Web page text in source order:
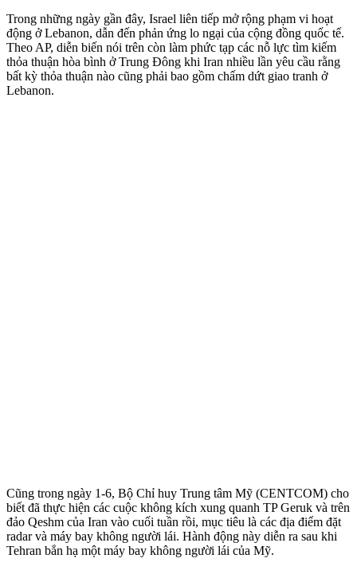
Trong những ngày gần đây, Israel liên tiếp mở rộng phạm vi hoạt
động ở Lebanon, dẫn đến phản ứng lo ngại của cộng đồng quốc tế.
Theo AP, diễn biến nói trên còn làm phức tạp các nỗ lực tìm kiếm
thỏa thuận hòa bình ở Trung Đông khi Iran nhiều lần yêu cầu rằng
bất kỳ thỏa thuận nào cũng phải bao gồm chấm dứt giao tranh ở
Lebanon.
Cũng trong ngày 1-6, Bộ Chỉ huy Trung tâm Mỹ (CENTCOM) cho
biết đã thực hiện các cuộc không kích xung quanh TP Geruk và trên
đảo Qeshm của Iran vào cuối tuần rồi, mục tiêu là các địa điểm đặt
radar và máy bay không người lái. Hành động này diễn ra sau khi
Tehran bắn hạ một máy bay không người lái của Mỹ.